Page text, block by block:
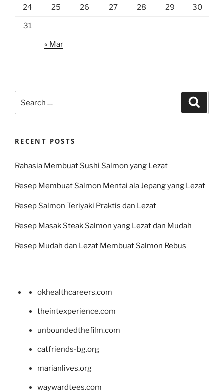
24 25 26 27 28 29 30
31
« Mar
for:
RECENT POSTS
Rahasia Membuat Sushi Salmon yang Lezat
Resep Membuat Salmon Mentai ala Jepang yang Lezat
Resep Salmon Teriyaki Praktis dan Lezat
Resep Masak Steak Salmon yang Lezat dan Mudah
Resep Mudah dan Lezat Membuat Salmon Rebus
okhealthcareers.com
theintexperience.com
unboundedthefilm.com
catfriends-bg.org
marianlives.org
waywardtees.com